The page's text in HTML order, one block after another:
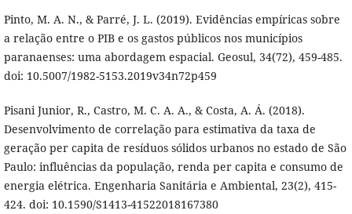
Pinto, M. A. N., & Parré, J. L. (2019). Evidências empíricas sobre
a relação entre o PIB e os gastos públicos nos municípios
paranaenses: uma abordagem espacial. Geosul, 34(72), 459-485.
doi: 10.5007/1982-5153.2019v34n72p459
Pisani Junior, R., Castro, M. C. A. A., & Costa, A. Á. (2018).
Desenvolvimento de correlação para estimativa da taxa de
geração per capita de resíduos sólidos urbanos no estado de São
Paulo: influências da população, renda per capita e consumo de
energia elétrica. Engenharia Sanitária e Ambiental, 23(2), 415-
424. doi: 10.1590/S1413-41522018167380